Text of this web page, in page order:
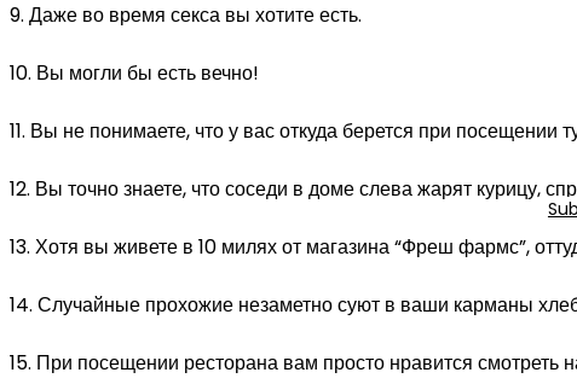
9. Даже во время секса вы хотите есть.
10. Вы могли бы есть вечно!
11. Вы не понимаете, что у вас откуда берется при посещении
12. Вы точно знаете, что соседи в доме слева жарят курицу,
13. Хотя вы живете в 10 милях от магазина “Фреш фармс”,
14. Случайные прохожие незаметно суют в ваши карманы
15. При посещении ресторана вам просто нравится смотреть